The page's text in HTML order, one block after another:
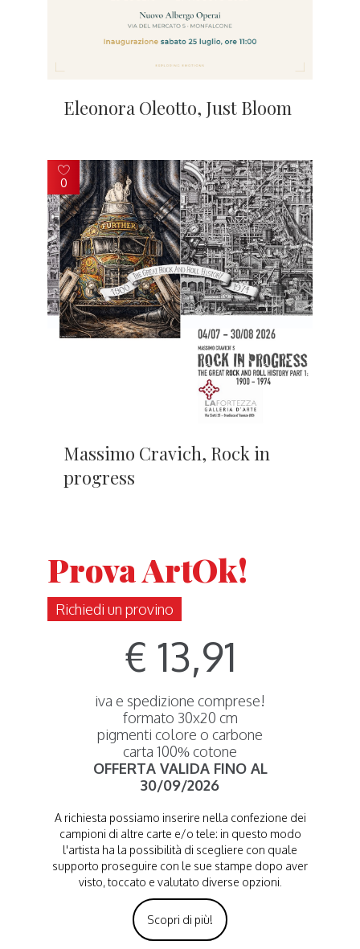
Eleonora Oleotto, Just Bloom
0
Massimo Cravich, Rock in
progress
Prova ArtOk!
Richiedi un provino
€ 13,91
iva e spedizione comprese!
formato 30x20 cm
pigmenti colore o carbone
carta 100% cotone
OFFERTA VALIDA FINO AL
30/09/2026
A richiesta possiamo inserire nella confezione dei
campioni di altre carte e/o tele: in questo modo
l'artista ha la possibilità di scegliere con quale
supporto proseguire con le sue stampe dopo aver
visto, toccato e valutato diverse opzioni.
Scopri di più!